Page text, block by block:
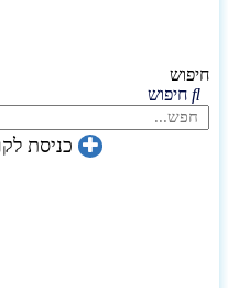
חיפוש
חיפוש
כניסת